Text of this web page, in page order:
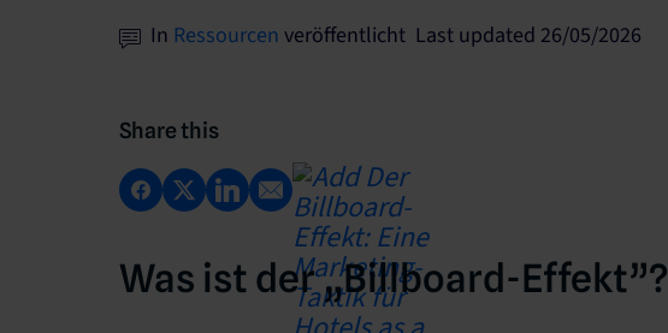
In Ressourcen veröffentlicht Last updated 26/05/2026
Share this
Was ist der „Billboard-Effekt”?